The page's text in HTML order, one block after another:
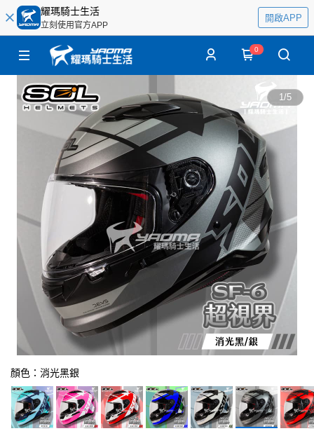
耀瑪騎士生活
立刻使用官方APP
開啟APP
0
1/5
顏色：消光黑銀